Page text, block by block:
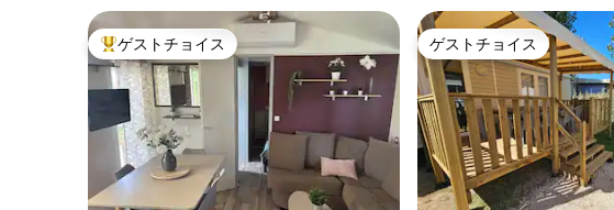
大好評のゲストチョイスです。
ゲストチョイス ゲストチョイス
ゲストチョイス